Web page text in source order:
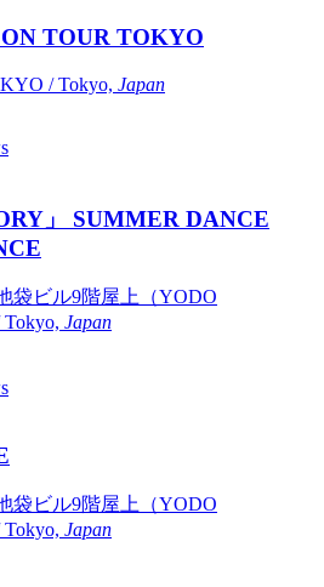
TOUR TOKYO
/ Tokyo, Japan
」 SUMMER DANCE
袋ビル9階屋上（YODO
Japan
袋ビル9階屋上（YODO
Japan